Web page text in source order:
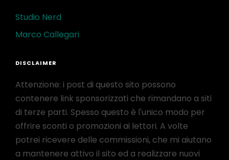
Studio Nerd
Marco Callegari
DISCLAIMER
Attenzione: i post di questo sito possono
contenere link sponsorizzati che rimandano a siti
di terze parti. Spesso questo è l'unico modo per
offrire sconti o promozioni ai lettori. A volte
potrei ricevere delle commissioni, che mi aiutano
a mantenere attivo il sito ed a realizzare nuovi